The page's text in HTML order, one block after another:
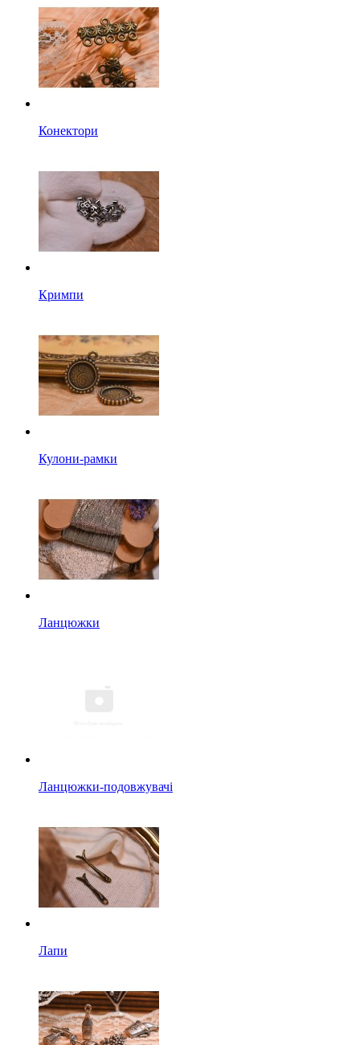
Конектори
Кримпи
Кулони-рамки
Ланцюжки
Ланцюжки-подовжувачі
Лапи